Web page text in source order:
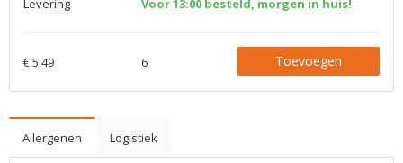
Levering
Voor 13:00 besteld, morgen in huis!
€ 5,49 6 Toevoegen
Allergenen Logistiek